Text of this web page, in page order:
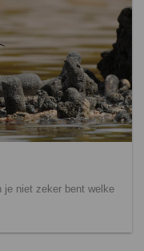
je niet zeker bent welke